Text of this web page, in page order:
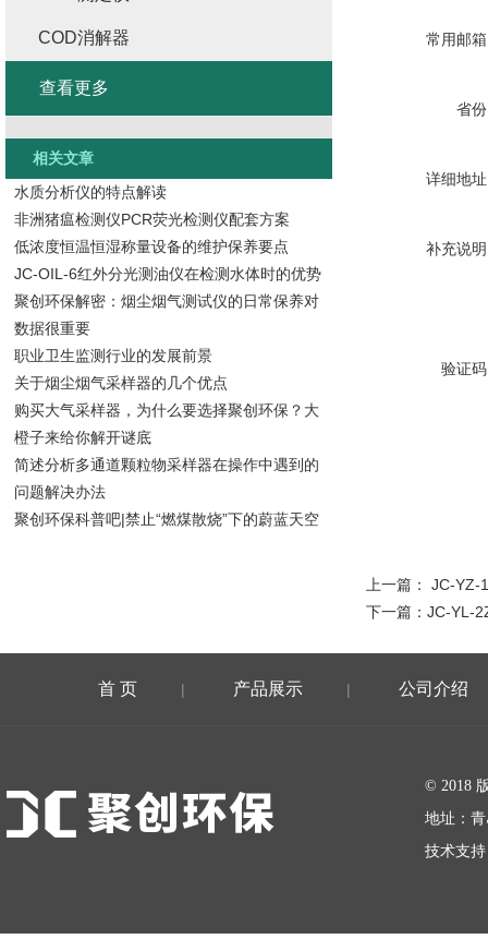
常用邮
省
详细地
补充说
验证
上一篇： JC-YZ-
下一篇： JC-YL-
COD消解器
查看更多
相关文章
水质分析仪的特点解读
非洲猪瘟检测仪PCR荧光检测仪配套方案
低浓度恒温恒湿称量设备的维护保养要点
JC-OIL-6红外分光测油仪在检测水体时的优势
聚创环保解密：烟尘烟气测试仪的日常保养对
数据很重要
职业卫生监测行业的发展前景
关于烟尘烟气采样器的几个优点
购买大气采样器，为什么要选择聚创环保？大
橙子来给你解开谜底
简述分析多通道颗粒物采样器在操作中遇到的
问题解决办法
聚创环保科普吧|禁止“燃煤散烧”下的蔚蓝天空
首 页 | 产品展示 | 公司介绍
© 2018
地址：
技术支